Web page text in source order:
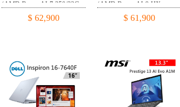
(AMD Ryzen AI 7 350/32G
$ 62,900
(AMD Ryzen AI 9 HX
PCIE/RTX5070 8G/W11)
$ 61,900